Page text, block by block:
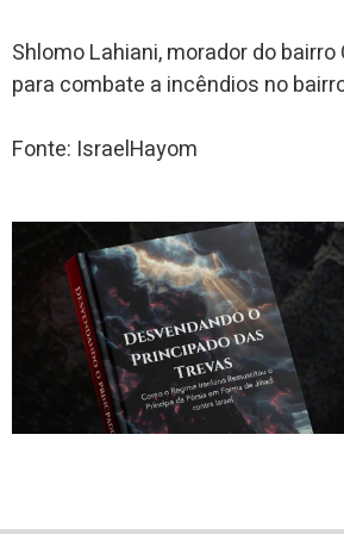
Shlomo Lahiani, morador do
para combate a incêndios no
Fonte: IsraelHayom